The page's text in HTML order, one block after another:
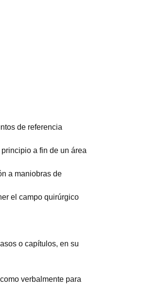
de referencia
a fin de un área
a maniobras de
el campo quirúrgico
o capítulos, en su
verbalmente para